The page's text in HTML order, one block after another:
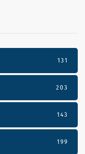
131
203
143
199